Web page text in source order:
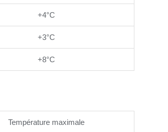
+4°C
+3°C
+8°C
Température maximale